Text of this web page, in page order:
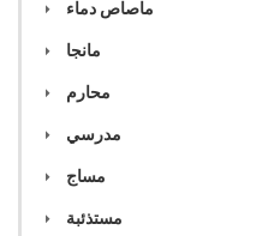
ماصاص دماء
مانجا
محارم
مدرسي
مساج
مستذئبة